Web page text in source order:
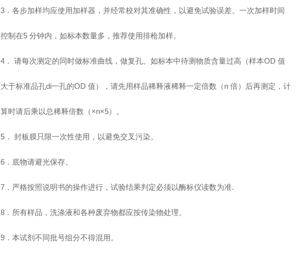
3．各步加样均应使用加样器，并经常校对其准确性，以避免试验误差。一次加样时间
控制在5 分钟内，如标本数量多，推荐使用排枪加样。
4． 请每次测定的同时做标准曲线，做复孔。如标本中待测物质含量过高（样本OD 值
大于标准品孔di一孔的OD 值），请先用样品稀释液稀释一定倍数（n 倍）后再测定，计
算时请后乘以总稀释倍数（×n×5）。
5． 封板膜只限一次性使用，以避免交叉污染。
6．底物请避光保存。
7．严格按照说明书的操作进行，试验结果判定必须以酶标仪读数为准.
8．所有样品，洗涤液和各种废弃物都应按传染物处理。
9．本试剂不同批号组分不得混用。